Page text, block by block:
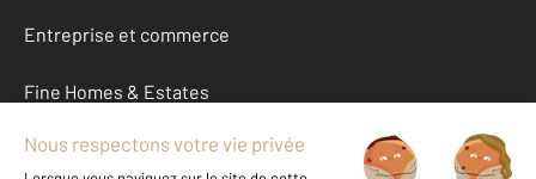
Entreprise et commerce
Fine Homes & Estates
À propos